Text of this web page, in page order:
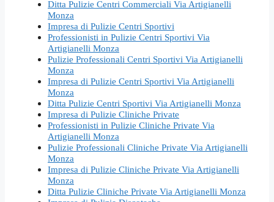
Ditta Pulizie Centri Commerciali Via Artigianelli
Monza
Impresa di Pulizie Centri Sportivi
Professionisti in Pulizie Centri Sportivi Via
Artigianelli Monza
Pulizie Professionali Centri Sportivi Via Artigianelli
Monza
Impresa di Pulizie Centri Sportivi Via Artigianelli
Monza
Ditta Pulizie Centri Sportivi Via Artigianelli Monza
Impresa di Pulizie Cliniche Private
Professionisti in Pulizie Cliniche Private Via
Artigianelli Monza
Pulizie Professionali Cliniche Private Via Artigianelli
Monza
Impresa di Pulizie Cliniche Private Via Artigianelli
Monza
Ditta Pulizie Cliniche Private Via Artigianelli Monza